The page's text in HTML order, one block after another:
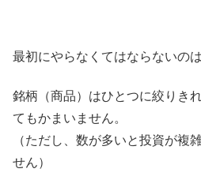
最初にやらなくてはならないの
銘柄（商品）はひとつに絞りき
てもかまいません。
（ただし、数が多いと投資が複
せん）